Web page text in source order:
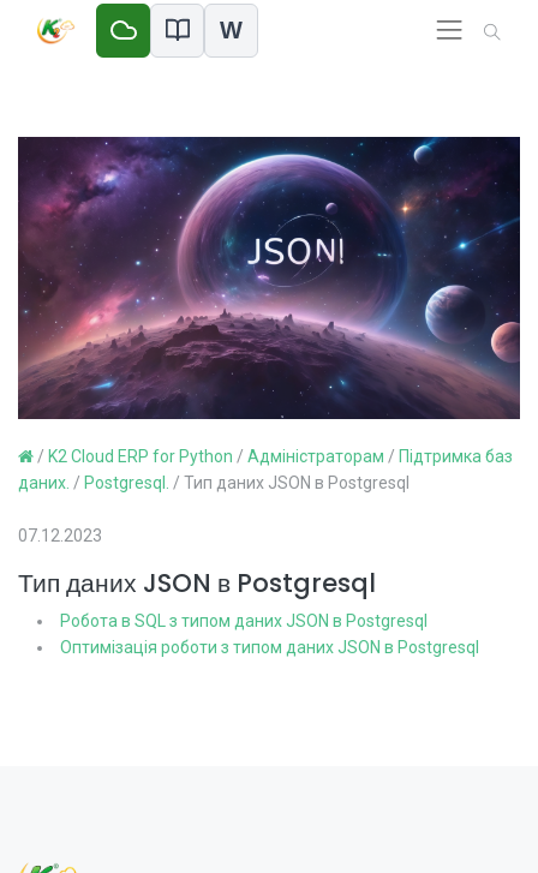
W
/ K2 Cloud ERP for Python / Адміністраторам / Підтримка баз
даних. / Postgresql. / Тип даних JSON в Postgresql
07.12.2023
Тип даних JSON в Postgresql
Робота в SQL з типом даних JSON в Postgresql
Оптимізація роботи з типом даних JSON в Postgresql